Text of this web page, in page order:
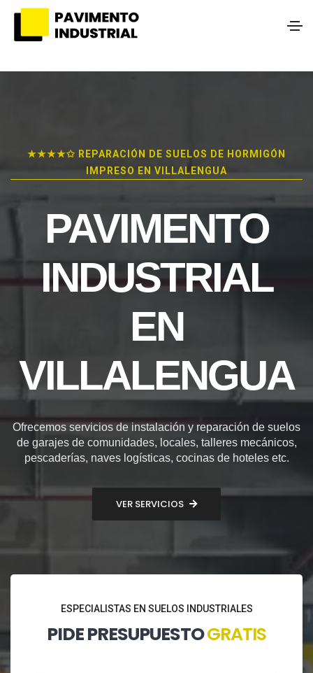
★★★★✩ REPARACIÓN DE SUELOS DE HORMIGÓN
IMPRESO EN VILLALENGUA
PAVIMENTO
INDUSTRIAL
EN
VILLALENGUA
Ofrecemos servicios de instalación y reparación de suelos
de garajes de comunidades, locales, talleres mecánicos,
pescaderías, naves logísticas, cocinas de hoteles etc.
VER SERVICIOS
ESPECIALISTAS EN SUELOS INDUSTRIALES
PIDE PRESUPUESTOGRATIS